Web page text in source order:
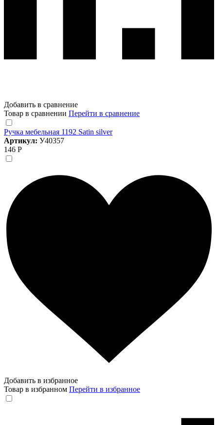
Добавить в сравнение
Товар в сравнении Перейти в сравнение
Ручка мебельная 1192 Satin silver
Артикул: У40357
146 Р
Добавить в избранное
Товар в избранном Перейти в избранное